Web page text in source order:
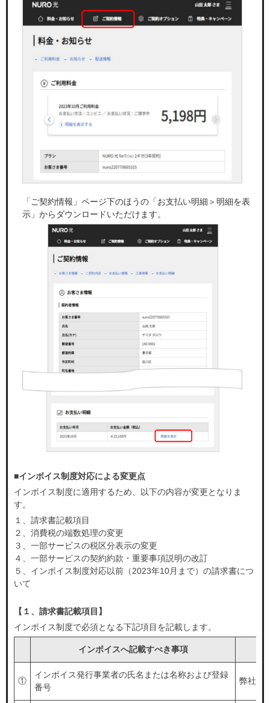
「ご契約情報」ページ下のほうの「お支払い明細＞明細を表
示」からダウンロードいただけます。
■インボイス制度対応による変更点
インボイス制度に適用するため、以下の内容が変更となりま
す。
１、請求書記載項目
２、消費税の端数処理の変更
３、一部サービスの税区分表示の変更
４、一部サービスの契約約款・重要事項説明の改訂
５、インボイス制度対応以前（2023年10月まで）の請求書につ
いて
【１、請求書記載項目】
インボイス制度で必須となる下記項目を記載します。
インボイスへ記載すべき事項
①
インボイス発行事業者の氏名または名称および登録
番号
弊社の